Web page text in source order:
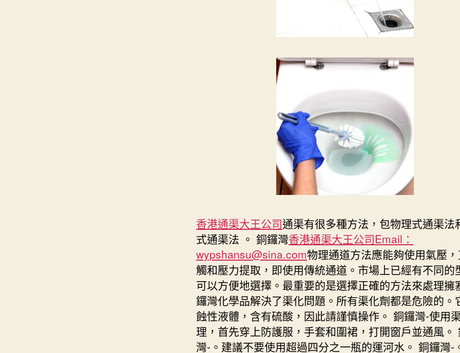
香港通渠大王公司通渠有很多種方法，包物理式通渠法
式通渠法 。 銅鑼灣香港通渠大王公司Email：
wypshansu@sina.com物理通道方法應能夠使用氣壓
觸和壓力提取，即使用傳統通道。市場上已經有不同的
可以方便地選擇。最重要的是選擇正確的方法來處理擁
鑼灣化學品解決了渠化問題。所有渠化劑都是危險的。
蝕性液體，含有硫酸，因此請謹慎操作。 銅鑼灣-使用
理，首先穿上防護服，手套和圍裙，打開窗戶並通風。
灣-。建議不要使用超過四分之一瓶的運河水。 銅鑼灣-